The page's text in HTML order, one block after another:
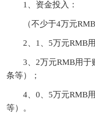
1、资金投入：
（不少于4万元
2、1、5万元RMB
3、2万元RMB用
条等）；
4、0、5万元RMB
等）。